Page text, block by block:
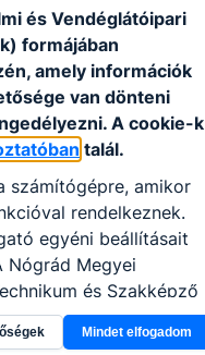
és Vendéglátóipari
formájában
amely információk
van dönteni
A cookie-k
talál.
számítógépre, amikor
rendelkeznek.
egyéni beállításait
Nógrád Megyei
és Szakképző
információ gyűjtése
felmérésével, hogy a
Mindet elfogadom